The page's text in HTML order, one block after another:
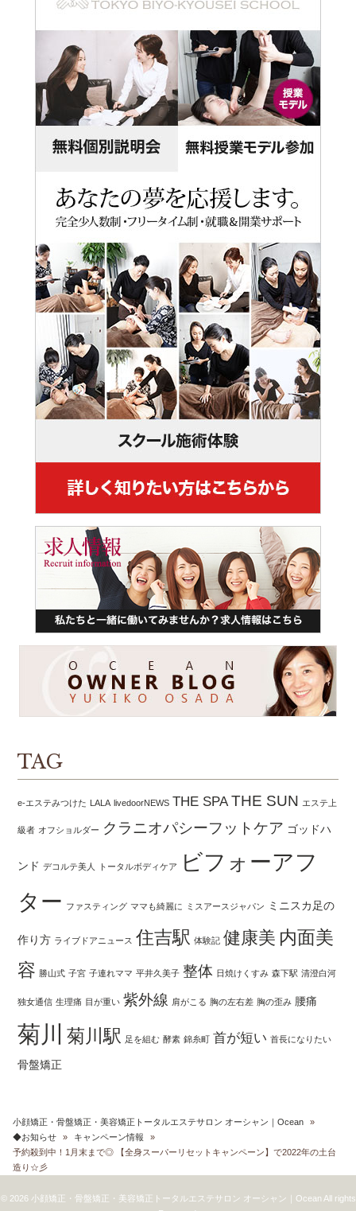
TAG
e-エステみつけた LALA livedoorNEWS THE SPA THE SUN エステ上
級者 オフショルダー クラニオパシーフットケア ゴッドハ
ンド デコルテ美人 トータルボディケア
ビフォーアフ
ター ファスティング ママも綺麗に ミスアースジャパン ミニスカ足の
作り方 ライブドアニュース 住吉駅 体験記 健康美 内面美
容 勝山式 子宮 子連れママ 平井久美子 整体 日焼けくすみ 森下駅 清澄白河
独女通信 生理痛 目が重い 紫外線 肩がこる 胸の左右差 胸の歪み 腰痛
菊川 菊川駅 足を組む 酵素 錦糸町 首が短い 首長になりたい
骨盤矯正
小顔矯正・骨盤矯正・美容矯正トータルエステサロン オーシャン｜Ocean
»
◆お知らせ
» キャンペーン情報
»
予約殺到中！1月末まで◎ 【全身スーパーリセットキャンペーン】で2022年の土台
造り☆彡
© 2026 小顔矯正・骨盤矯正・美容矯正トータルエステサロン オーシャン｜Ocean All rights